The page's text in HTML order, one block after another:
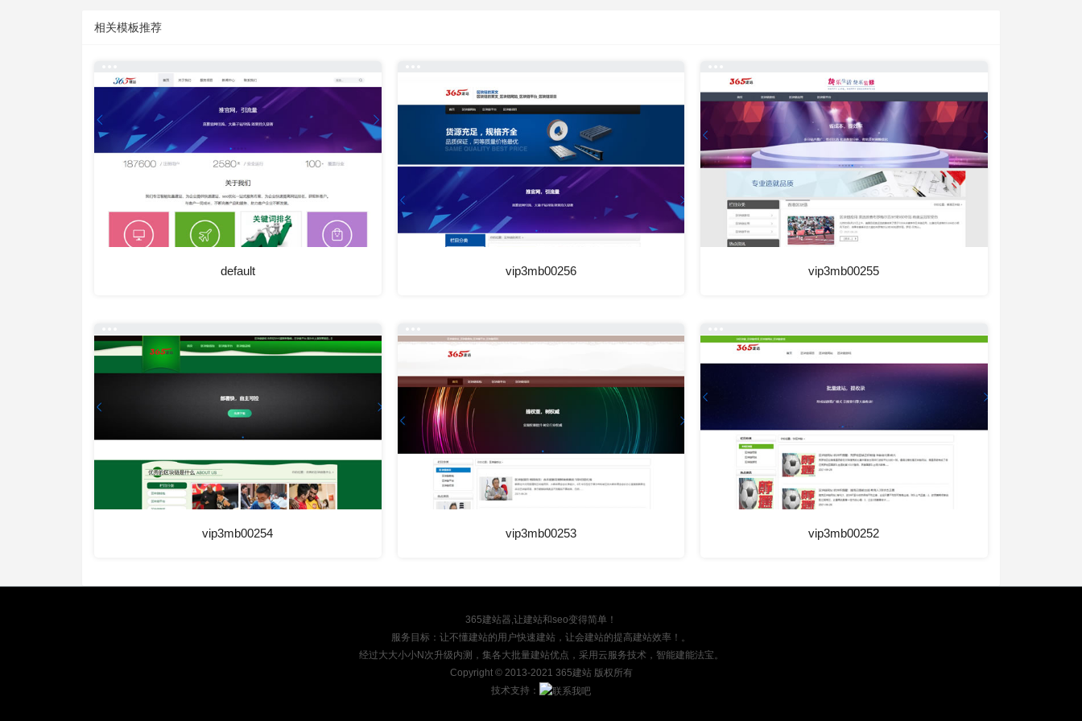
相关模板推荐
default vip3mb00256 vip3mb00255
vip3mb00254 vip3mb00253 vip3mb00252
365建站器,让建站和seo变得简单！
服务目标：让不懂建站的用户快速建站，让会建站的提高建站效率！。
经过大大小小N次升级内测，集各大批量建站优点，采用云服务技术，智能建能法宝。
Copyright © 2013-2021 365建站 版权所有
技术支持：